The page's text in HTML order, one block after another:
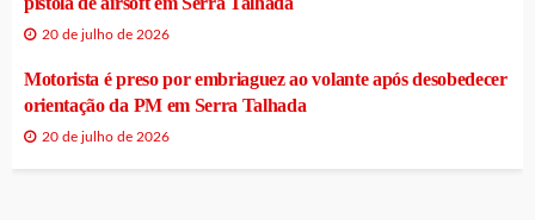
20 de julho de 2026
Motorista é preso por embriaguez ao volante após desobedecer
orientação da PM em Serra Talhada
20 de julho de 2026